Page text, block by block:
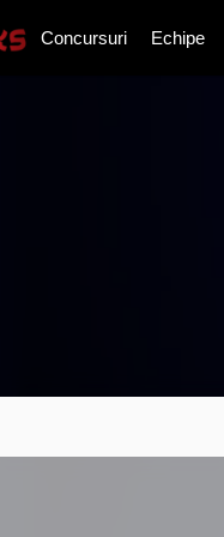
Concursuri Echipe